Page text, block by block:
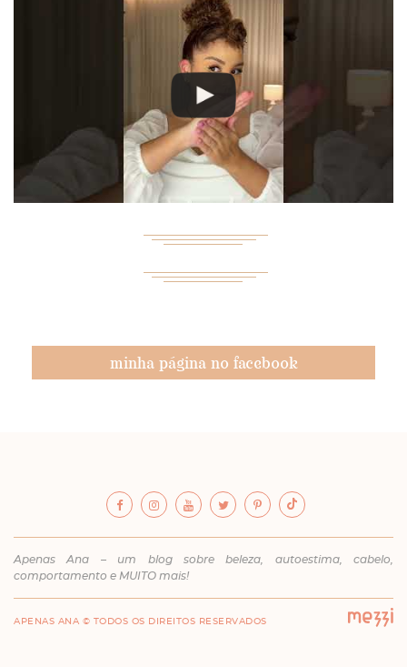
minha página no facebook
Apenas Ana – um blog sobre beleza, autoestima, cabelo,
comportamento e MUITO mais!
APENAS ANA © TODOS OS DIREITOS RESERVADOS